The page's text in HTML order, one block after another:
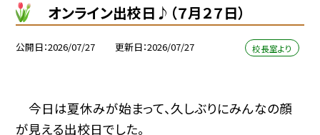
オンライン出校日♪（７月２７日）
公開日 2026/07/27 更新日 2026/07/27 校長室より
今日は夏休みが始まって、久しぶりにみんなの顔
が見える出校日でした。